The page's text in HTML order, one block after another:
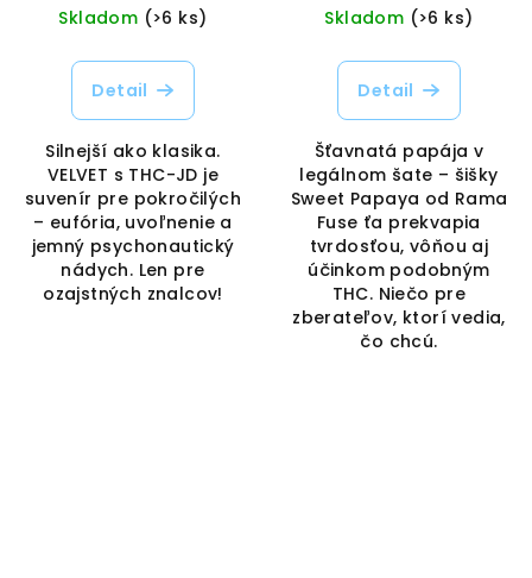
Skladom (>6 ks)
Detail
Silnejší ako klasika.
VELVET s THC-JD je
suvenír pre pokročilých
– eufória, uvoľnenie a
jemný psychonautický
nádych. Len pre
ozajstných znalcov!
Skladom (>6 ks)
Detail
Šťavnatá papája v
legálnom šate – šišky
Sweet Papaya od Rama
Fuse ťa prekvapia
tvrdosťou, vôňou aj
účinkom podobným
THC. Niečo pre
zberateľov, ktorí vedia,
čo chcú.